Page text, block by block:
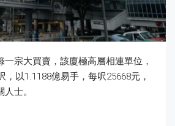
宗大買賣，該廈極高層相連單位，
，以1.1188億易手，每呎25668元，
士。